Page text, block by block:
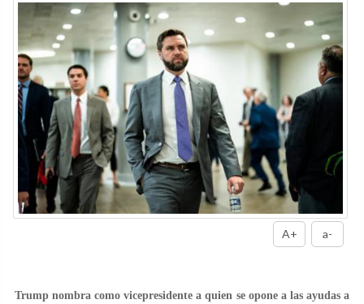
A+ a-
Trump nombra como vicepresidente a quien se opone a las ayudas a